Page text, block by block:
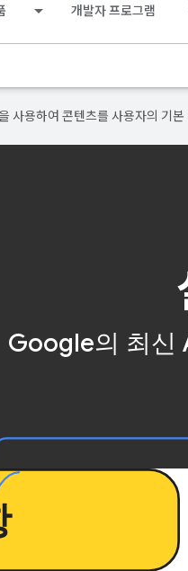
개발자 프로그램
사용하여 콘텐츠를 사용자의 기
Google의 최신